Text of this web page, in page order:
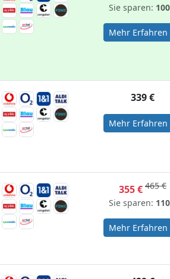
Sie sparen:
Mehr Erfahren
339 €
Mehr Erfahren
355 €465 €
Sie sparen:
Mehr Erfahren